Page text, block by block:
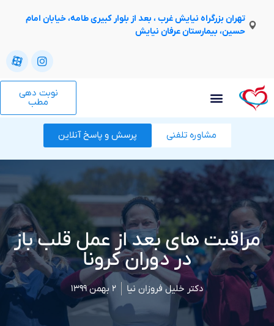
تهران بزرگراه نیایش غرب ، بعد از بلوار کبیری طامه، خیابان امام
حسین، بیمارستان عرفان نیایش
نوبت دهی
مطب
مشاوره تلفنی پرسش و پاسخ آنلاین
مراقبت های بعد از عمل قلب باز
در دوران کرونا
دکتر خلیل فروزان نیا ۲ بهمن ۱۳۹۹